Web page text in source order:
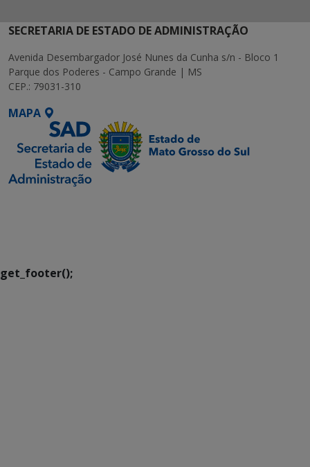
SECRETARIA DE ESTADO DE ADMINISTRAÇÃO
Avenida Desembargador José Nunes da Cunha s/n - Bloco 1
Parque dos Poderes - Campo Grande | MS
CEP.: 79031-310
MAPA
get_footer();